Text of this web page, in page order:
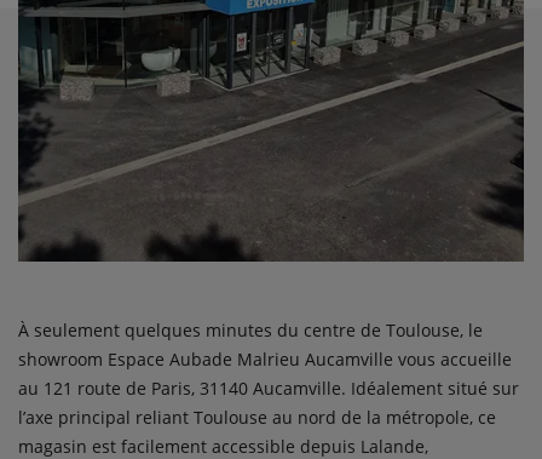
À seulement quelques minutes du centre de Toulouse, le
showroom Espace Aubade Malrieu Aucamville vous accueille
au 121 route de Paris, 31140 Aucamville. Idéalement situé sur
l’axe principal reliant Toulouse au nord de la métropole, ce
magasin est facilement accessible depuis Lalande,